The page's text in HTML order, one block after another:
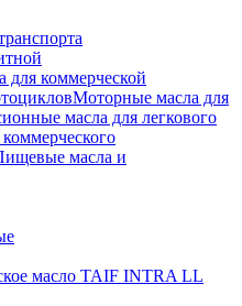
для коммерческой
Моторные масла для
масла для легкового
масла и
масло TAIF INTRA LL